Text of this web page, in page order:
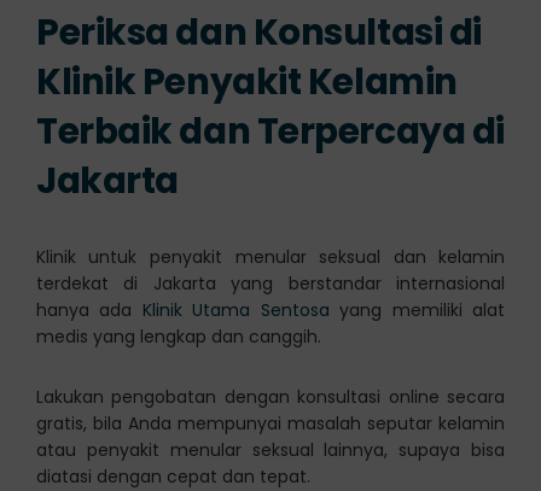
Periksa dan Konsultasi di
Klinik Penyakit Kelamin
Terbaik dan Terpercaya di
Jakarta
Klinik untuk penyakit menular seksual dan kelamin
terdekat di Jakarta yang berstandar internasional
hanya ada Klinik Utama Sentosa yang memiliki alat
medis yang lengkap dan canggih.
Lakukan pengobatan dengan konsultasi online secara
gratis, bila Anda mempunyai masalah seputar kelamin
atau penyakit menular seksual lainnya, supaya bisa
diatasi dengan cepat dan tepat.